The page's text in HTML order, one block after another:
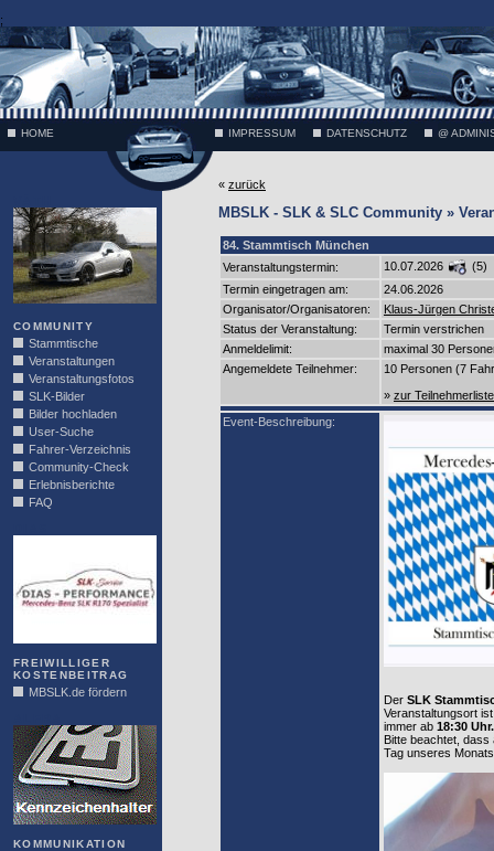
;
HOME IMPRESSUM DATENSCHUTZ @
COMMUNITY
Stammtische
Veranstaltungen
Veranstaltungsfotos
SLK-Bilder
Bilder hochladen
User-Suche
Fahrer-Verzeichnis
Community-Check
Erlebnisberichte
FAQ
FREIWILLIGER
KOSTENBEITRAG
MBSLK.de fördern
KOMMUNIKATION
« zurück
MBSLK - SLK & SLC Community »
84. Stammtisch München
Veranstaltungstermin:
10.07.2026
(5)
Termin eingetragen am:
24.06.2026
Organisator/Organisatoren:
Klaus-Jürgen
Status der Veranstaltung:
Termin verstrichen
Anmeldelimit:
maximal 30
Angemeldete Teilnehmer:
10 Personen (7
» zur
Event-Beschreibung:
Der SLK
Veranstaltungsort
immer ab 18:30 Uhr.
Bitte beachtet,
Tag unseres